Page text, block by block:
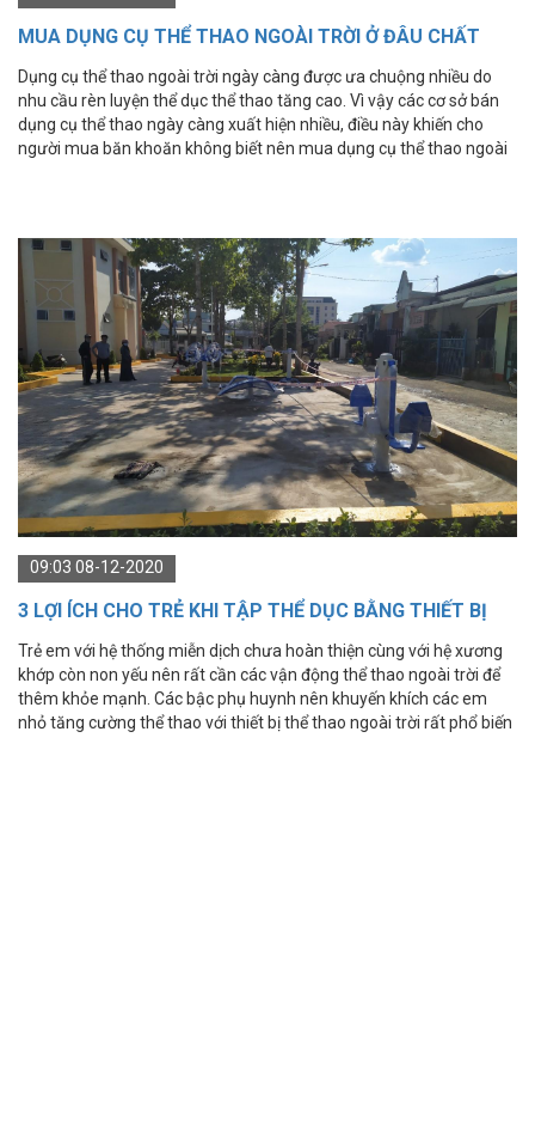
MUA DỤNG CỤ THỂ THAO NGOÀI TRỜI Ở ĐÂU CHẤT
LƯỢNG?
Dụng cụ thể thao ngoài trời ngày càng được ưa chuộng nhiều do
nhu cầu rèn luyện thể dục thể thao tăng cao. Vì vậy các cơ sở bán
dụng cụ thể thao ngày càng xuất hiện nhiều, điều này khiến cho
người mua băn khoăn không biết nên mua dụng cụ thể thao ngoài
09:03 08-12-2020
3 LỢI ÍCH CHO TRẺ KHI TẬP THỂ DỤC BẰNG THIẾT BỊ
THỂ THAO NGOÀI TRỜI
Trẻ em với hệ thống miễn dịch chưa hoàn thiện cùng với hệ xương
khớp còn non yếu nên rất cần các vận động thể thao ngoài trời để
thêm khỏe mạnh. Các bậc phụ huynh nên khuyến khích các em
nhỏ tăng cường thể thao với thiết bị thể thao ngoài trời rất phổ biến